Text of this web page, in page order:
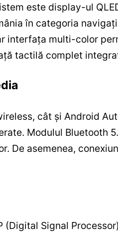
este display-ul
în categoria
interfața multi-color
tactilă complet
cât și Android
Modulul Bluetooth
De asemenea,
(Digital Signal